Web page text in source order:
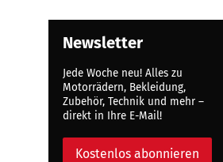
Newsletter
Jede Woche neu! Alles zu
Motorrädern, Bekleidung,
Zubehör, Technik und mehr –
direkt in Ihre E-Mail!
Kostenlos abonnieren